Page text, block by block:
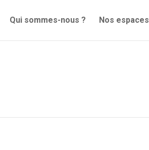
Qui sommes-nous ? Nos espaces